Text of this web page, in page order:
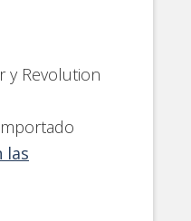
y Revolution
las